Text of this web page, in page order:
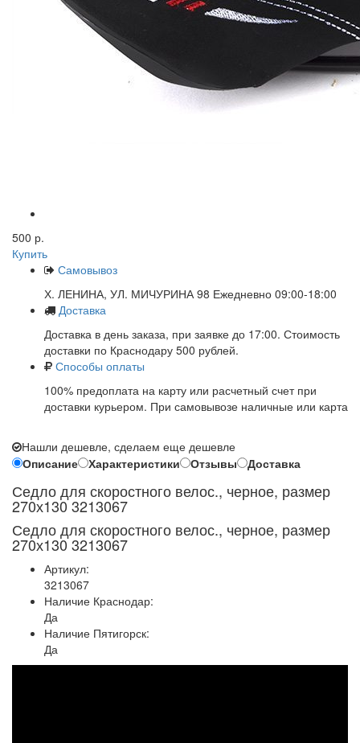
500 р.
Купить
Самовывоз
Х. ЛЕНИНА, УЛ. МИЧУРИНА 98 Ежедневно 09:00-18:00
Доставка
Доставка в день заказа, при заявке до 17:00. Стоимость
доставки по Краснодару 500 рублей.
Способы оплаты
100% предоплата на карту или расчетный счет при
доставки курьером. При самовывозе наличные или карта
Нашли дешевле, сделаем еще дешевле
Описание
Характеристики Отзывы Доставка
Седло для скоростного велос., черное, размер
270х130 3213067
Седло для скоростного велос., черное, размер
270х130 3213067
Артикул:
3213067
Наличие Краснодар:
Да
Наличие Пятигорск:
Да